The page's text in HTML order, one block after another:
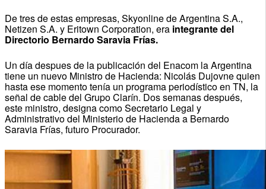
De tres de estas empresas, Skyonline de Argentina S.A.,
Netizen S.A. y Eritown Corporation, era integrante del
Directorio Bernardo Saravia Frías.
Un día despues de la publicación del Enacom la Argentina
tiene un nuevo Ministro de Hacienda: Nicolás Dujovne quien
hasta ese momento tenía un programa periodístico en TN, la
señal de cable del Grupo Clarín. Dos semanas después,
este ministro, designa como Secretario Legal y
Administrativo del Ministerio de Hacienda a Bernardo
Saravia Frías, futuro Procurador.